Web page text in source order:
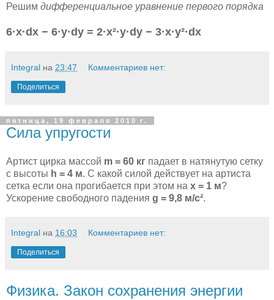
Решим дифференциальное уравнение первого порядка
6·x·dx − 6·y·dy = 2·x²·y·dy − 3·x·y²·dx
Integral на 23:47 Комментариев нет:
Поделиться
пятница, 19 февраля 2010 г.
Сила упругости
Артист цирка массой m = 60 кг падает в натянутую сетку
с высоты h = 4 м. С какой силой действует на артиста
сетка если она прогибается при этом на x = 1 м?
Ускорение свободного падения g = 9,8 м/с².
Integral на 16:03 Комментариев нет:
Поделиться
Физика. Закон сохранения энергии